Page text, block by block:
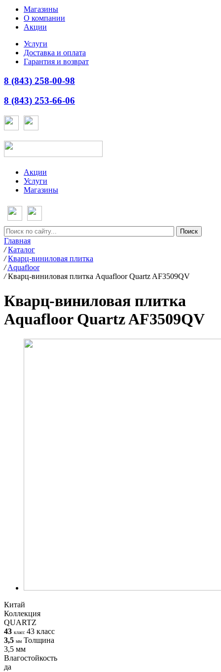
Магазины
О компании
Акции
Услуги
Доставка и оплата
Гарантия и возврат
8 (843) 258-00-98
8 (843) 253-66-06
Акции
Услуги
Магазины
Главная
/ Каталог
/ Кварц-виниловая плитка
/ Aquafloor
/ Кварц-виниловая плитка Aquafloor Quartz AF3509QV
Кварц-виниловая плитка
Aquafloor Quartz AF3509QV
Китай
Коллекция
QUARTZ
43 класс 43 класс
3,5 мм Толщина
3,5 мм
Влагостойкость
да